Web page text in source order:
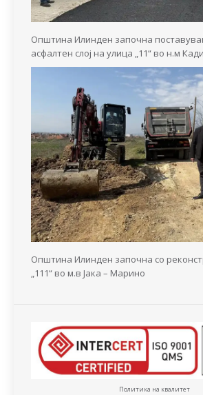
Општина Илинден започна
асфалтен слој на улица „11“ во н.м
Општина Илинден започна со
„111“ во м.в Јака – Марино
Политика на квалитет